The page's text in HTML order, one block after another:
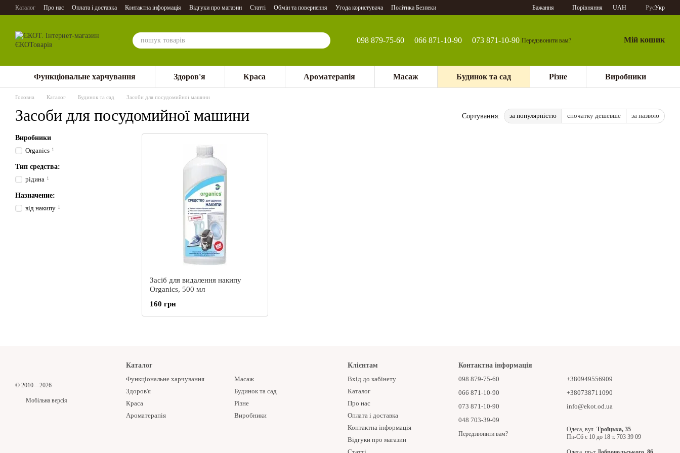
Перейти до основного контенту
Каталог Про нас Оплата і доставка Контактна інформація Відгуки про магазин Статті Обмін та повернення Угода користувача Політика Безпеки Бажання Порівняння UAH РусУкр
098 879-75-60 066 871-10-90 073 871-10-90 Передзвонити вам? Мій кошик
Функціональне харчування Здоров'я Краса Ароматерапія Масаж Будинок та сад Різне Виробники
Головна Каталог Будинок та сад Засоби для посудомийної машини
Засоби для посудомийної машини Сортування: за популярністю спочатку дешевше за назвою
Засіб для видалення накипу
Organics, 500 мл
160 грн
Виробники
Organics 1
Тип средства:
рідина 1
Назначение:
від накипу 1
© 2010—2026
Мобільна версія
Каталог
Функціональне харчування
Здоров'я
Краса
Ароматерапія
Масаж
Будинок та сад
Різне
Виробники
Клієнтам
Вхід до кабінету
Каталог
Про нас
Оплата і доставка
Контактна інформація
Відгуки про магазин
Контактна інформація
098 879-75-60
066 871-10-90
073 871-10-90
048 703-39-09
Передзвонити вам?
+380949556909
+380738711090
info@ekot.od.ua
Одеса, вул. Троїцька, 35
Пн-Сб с 10 до 18 т. 703 39 09